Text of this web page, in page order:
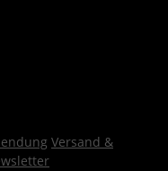
Versand &